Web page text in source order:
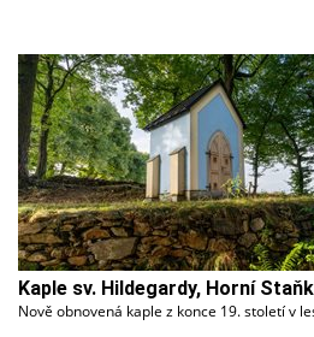
Kaple sv. Hildegardy, Horní
Nově obnovená kaple z konce 19. století v